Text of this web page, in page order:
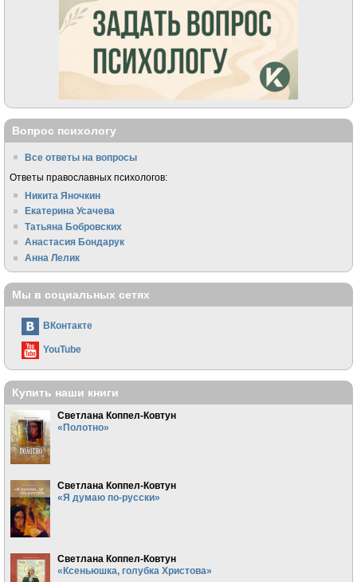
Вопрос психологу
Все ответы на вопросы
Ответы православных психологов:
Никита Яночкин
Екатерина Усачева
Татьяна Бобровских
Анастасия Бондарук
Анна Лелик
Мы в социальных сетях
ВКонтакте
YouTube
Купить наши книги
Светлана Коппел-Ковтун
«Полотно»
Светлана Коппел-Ковтун
«Я думаю по-русски»
Светлана Коппел-Ковтун
«Ксеньюшка, голубка Христова»